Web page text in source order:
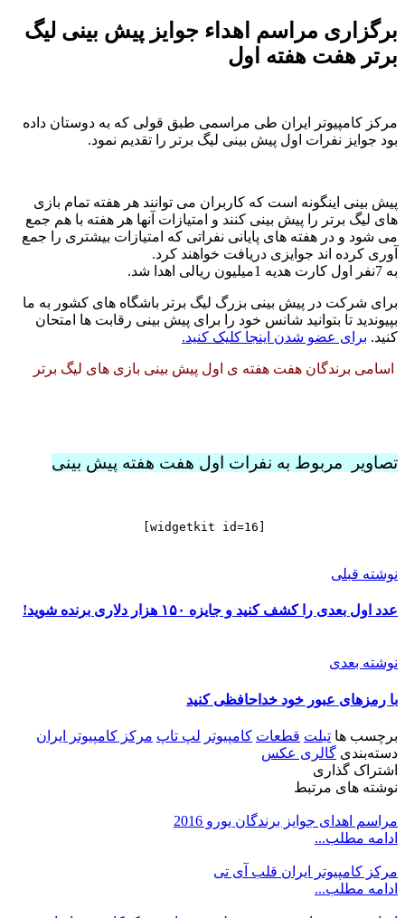
برگزاری مراسم اهداء جوایز پیش بینی لیگ
برتر هفت هفته اول
مرکز کامپیوتر ایران طی مراسمی طبق قولی که به دوستان داده
بود جوایز نفرات اول پیش بینی لیگ برتر را تقدیم نمود.
پیش بینی اینگونه است که کاربران می توانند هر هفته تمام بازی
های لیگ برتر را پیش بینی کنند و امتیازات آنها هر هفته با هم جمع
می شود و در هفته های پایانی نفراتی که امتیازات بیشتری را جمع
آوری کرده اند جوایزی دریافت خواهند کرد.
به 7نفر اول کارت هدیه 1میلیون ریالی اهدا شد.
برای شرکت در پیش بینی بزرگ لیگ برتر باشگاه های کشور به ما
بپیوندید تا بتوانید شانس خود را برای پیش بینی رقابت ها امتحان
کنید. برای عضو شدن اینجا کلیک کنید.
اسامی برندگان هفت هفته ی اول پیش بینی بازی های لیگ برتر
تصاویر مربوط به نفرات اول هفت هفته پیش بینی
نوشته قبلی
عدد اول بعدی را کشف کنید و جایزه ۱۵۰ هزار دلاری برنده شوید!
نوشته بعدی
با رمزهای عبور خود خداحافظی کنید
برچسب ها تبلت قطعات کامپیوتر لپ تاپ مرکز کامپیوتر ایران
دسته‌بندی گالری عکس
اشتراک گذاری
نوشته های مرتبط
مراسم اهدای جوایز برندگان یورو 2016
ادامه مطلب...
مرکز کامپیوتر ایران قلب آی تی
ادامه مطلب...